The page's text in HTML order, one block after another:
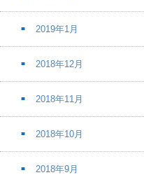
2019年1月
2018年12月
2018年11月
2018年10月
2018年9月